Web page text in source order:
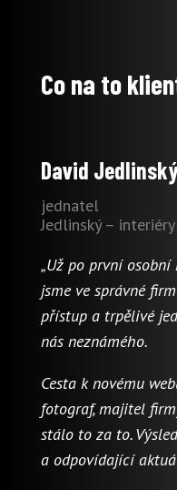
Co na to
David
jednatel
Jedlinský – interiéry
„Už po první
jsme ve správné
přístup a trpělivé
nás neznámého.
Cesta k novému
fotograf, majitel
stálo to za to.
a odpovídající